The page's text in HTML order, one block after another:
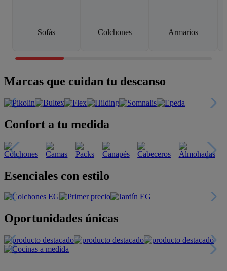
Sofás Colchones Armarios
Marcas que cuidan tu descanso
Confort a tu medida
Esenciales con estilo
Oportunidades únicas